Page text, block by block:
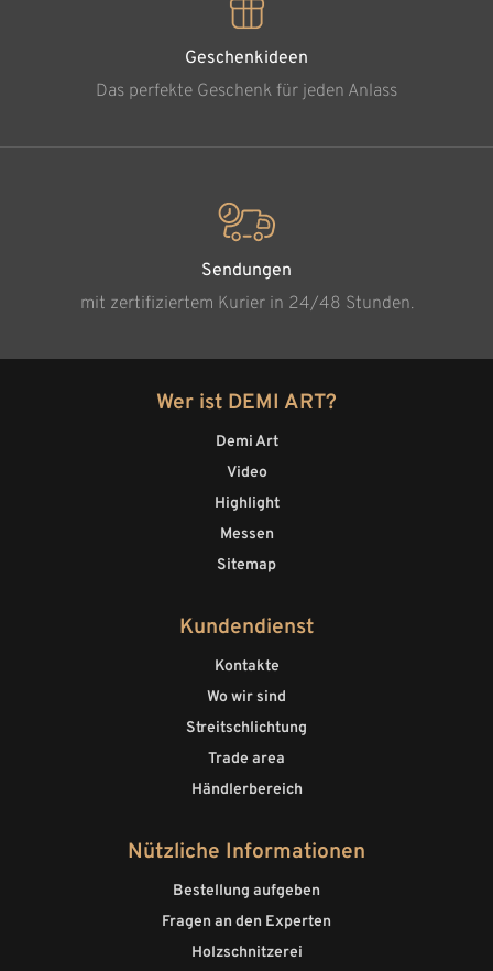
Geschenkideen
Das perfekte Geschenk für jeden Anlass
Sendungen
mit zertifiziertem Kurier in 24/48 Stunden.
Wer ist DEMI ART?
Demi Art
Video
Highlight
Messen
Sitemap
Kundendienst
Kontakte
Wo wir sind
Streitschlichtung
Trade area
Händlerbereich
Nützliche Informationen
Bestellung aufgeben
Fragen an den Experten
Holzschnitzerei